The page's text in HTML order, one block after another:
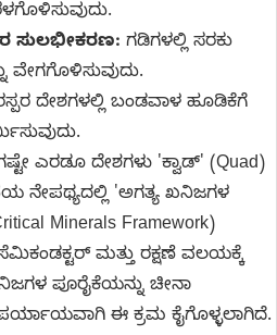
ಸುಲಭೀಕರಣ: ಗಡಿಗಳಲ್ಲಿ ಸರಕು
ದೇಶಗಳಲ್ಲಿ ಬಂಡವಾಳ ಹೂಡಿಕೆಗೆ
ಎರಡೂ ದೇಶಗಳು 'ಕ್ವಾಡ್' (Quad)
ನೇಪಥ್ಯದಲ್ಲಿ 'ಅಗತ್ಯ ಖನಿಜಗಳ
Minerals Framework)
ಮತ್ತು ರಕ್ಷಣೆ ವಲಯಕ್ಕೆ
ಪೂರೈಕೆಯನ್ನು ಚೀನಾ
ಪರ್ಯಾಯವಾಗಿ ಈ ಕ್ರಮ ಕೈಗೊಳ್ಳಲಾಗಿದೆ.